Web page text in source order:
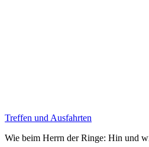
Treffen und Ausfahrten
Wie beim Herrn der Ringe: Hin und